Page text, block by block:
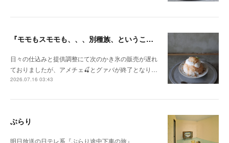
『モモもスモモも、、、別種族、ということでバラ属の桃とスパイスと杏仁クリームがポイントのかき氷』
日々の仕込みと提供調整にて次のかき氷の販売が遅れ
ておりましたが、アメチェ🍒とグァバが終了となり…
2026.07.16 03:43
ぶらり
明日放送の日テレ系『ぶらり途中下車の旅』